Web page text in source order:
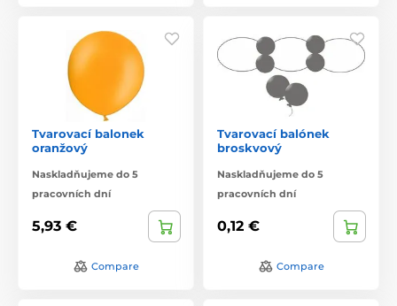
Tvarovací balonek
oranžový
Naskladňujeme do 5
pracovních dní
5,93 €
Compare
Tvarovací balónek
broskvový
Naskladňujeme do 5
pracovních dní
0,12 €
Compare